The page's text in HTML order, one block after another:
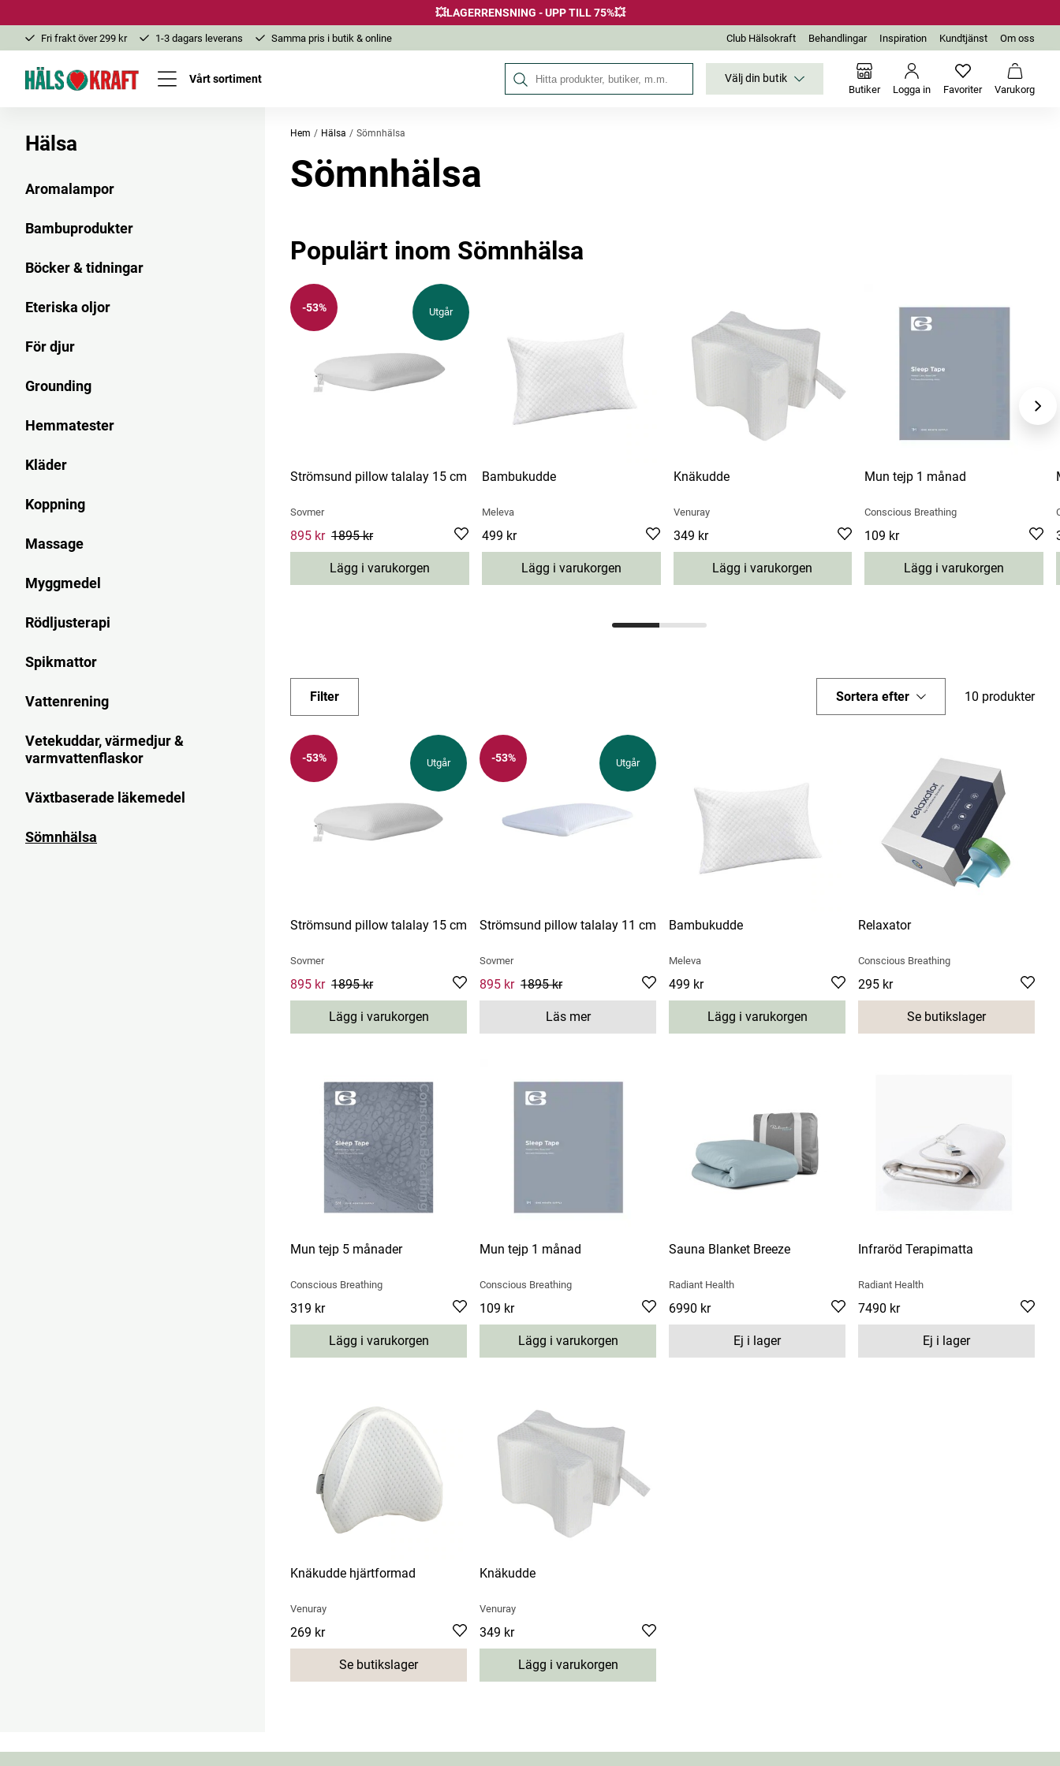
💥LAGERRENSNING - UPP TILL 75%💥
Fri frakt över 299 kr 1-3 dagars leverans Samma pris i butik & online Club Hälsokraft Behandlingar Inspiration Kundtjänst Om oss
Vårt sortiment Sök på Hälsokraft Välj din butik
Butiker Logga in FavoriterInga favoriter
Varukorg
Hälsa
Aromalampor
Bambuprodukter
Böcker & tidningar
Eteriska oljor
För djur
Grounding
Hemmatester
Kläder
Koppning
Massage
Myggmedel
Rödljusterapi
Spikmattor
Vattenrening
Vetekuddar, värmedjur &
varmvattenflaskor
Växtbaserade läkemedel
Sömnhälsa
Hem Hälsa Sömnhälsa
Sömnhälsa
Populärt inom Sömnhälsa
-53% Utgår
Strömsund pillow talalay 15 cm
Sovmer
Current price:895 kr Previous price :1895 kr
895 kr 1895 kr
Lägg i varukorgen
Bambukudde
Meleva
Pris :499 kr
499 kr
Lägg i varukorgen
Knäkudde
Venuray
Pris :349 kr
349 kr
Lägg i varukorgen
Mun tejp 1 månad
Conscious Breathing
Pris :109 kr
109 kr
Lägg i varukorgen
Filter Sortera efter 10 produkter
-53% Utgår
Strömsund pillow talalay 15 cm
Sovmer
Current price:895 kr Previous price :1895 kr
895 kr 1895 kr
Lägg i varukorgen
-53% Utgår
Strömsund pillow talalay 11 cm
Sovmer
Current price:895 kr Previous price :1895 kr
895 kr 1895 kr
Läs mer
Bambukudde
Meleva
Pris :499 kr
499 kr
Lägg i varukorgen
Relaxator
Conscious Breathing
Pris :295 kr
295 kr
Se butikslager
Mun tejp 5 månader
Conscious Breathing
Pris :319 kr
319 kr
Lägg i varukorgen
Mun tejp 1 månad
Conscious Breathing
Pris :109 kr
109 kr
Lägg i varukorgen
Sauna Blanket Breeze
Radiant Health
Pris: 6990 kr
6990 kr
Ej i lager
Infraröd Terapimatta
Radiant Health
Pris: 7490 kr
7490 kr
Ej i lager
Knäkudde hjärtformad
Venuray
Pris :269 kr
269 kr
Se butikslager
Knäkudde
Venuray
Pris :349 kr
349 kr
Lägg i varukorgen